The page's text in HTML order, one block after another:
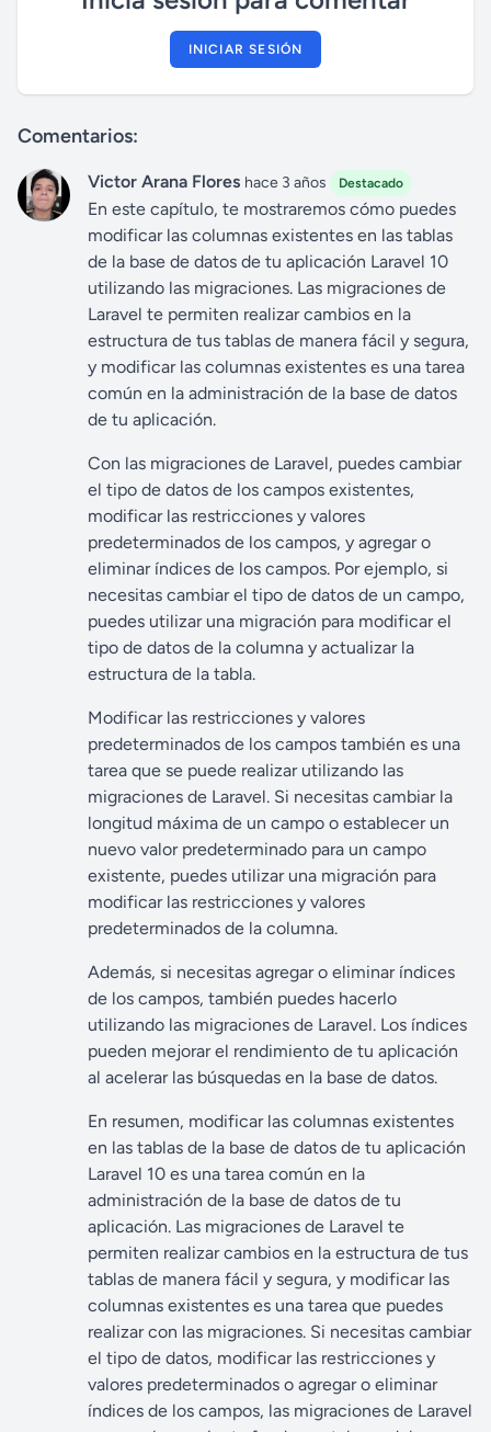
INICIAR SESIÓN
Comentarios:
Victor Arana Flores hace 3 años Destacado
En este capítulo, te mostraremos cómo puedes
modificar las columnas existentes en las tablas
de la base de datos de tu aplicación Laravel 10
utilizando las migraciones. Las migraciones de
Laravel te permiten realizar cambios en la
estructura de tus tablas de manera fácil y segura,
y modificar las columnas existentes es una tarea
común en la administración de la base de datos
de tu aplicación.
Con las migraciones de Laravel, puedes cambiar
el tipo de datos de los campos existentes,
modificar las restricciones y valores
predeterminados de los campos, y agregar o
eliminar índices de los campos. Por ejemplo, si
necesitas cambiar el tipo de datos de un campo,
puedes utilizar una migración para modificar el
tipo de datos de la columna y actualizar la
estructura de la tabla.
Modificar las restricciones y valores
predeterminados de los campos también es una
tarea que se puede realizar utilizando las
migraciones de Laravel. Si necesitas cambiar la
longitud máxima de un campo o establecer un
nuevo valor predeterminado para un campo
existente, puedes utilizar una migración para
modificar las restricciones y valores
predeterminados de la columna.
Además, si necesitas agregar o eliminar índices
de los campos, también puedes hacerlo
utilizando las migraciones de Laravel. Los índices
pueden mejorar el rendimiento de tu aplicación
al acelerar las búsquedas en la base de datos.
En resumen, modificar las columnas existentes
en las tablas de la base de datos de tu aplicación
Laravel 10 es una tarea común en la
administración de la base de datos de tu
aplicación. Las migraciones de Laravel te
permiten realizar cambios en la estructura de tus
tablas de manera fácil y segura, y modificar las
columnas existentes es una tarea que puedes
realizar con las migraciones. Si necesitas cambiar
el tipo de datos, modificar las restricciones y
valores predeterminados o agregar o eliminar
índices de los campos, las migraciones de Laravel